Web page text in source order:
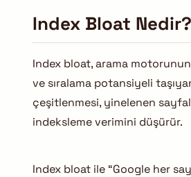
Index Bloat Nedir?
Index bloat, arama
ve sıralama potansiyeli
çeşitlenmesi, yinelenen
indeksleme verimini düşürür.
Index bloat ile “Google her